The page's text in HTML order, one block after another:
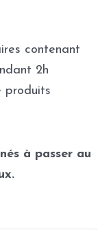
contenant
2h
produits
à passer au